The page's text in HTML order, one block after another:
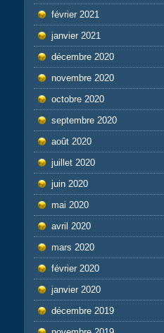
février 2021
janvier 2021
décembre 2020
novembre 2020
octobre 2020
septembre 2020
août 2020
juillet 2020
juin 2020
mai 2020
avril 2020
mars 2020
février 2020
janvier 2020
décembre 2019